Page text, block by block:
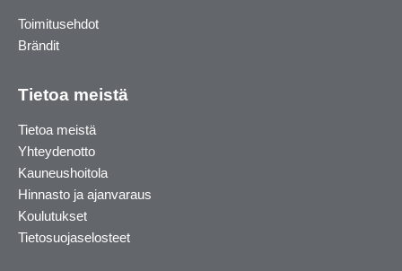
Toimitusehdot
Brändit
Tietoa meistä
Tietoa meistä
Yhteydenotto
Kauneushoitola
Hinnasto ja ajanvaraus
Koulutukset
Tietosuojaselosteet